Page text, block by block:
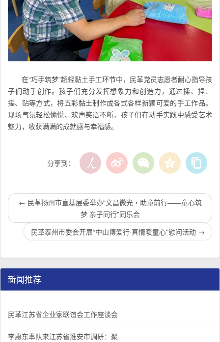
在“巧手筑梦”超轻黏土手工环节中，民革党员志愿者耐心指导孩
子们动手创作。孩子们充分发挥想象力和创造力，通过揉、捏、
搓、贴等方式，将五彩黏土制作成各式各样新颖可爱的手工作品。
现场气氛轻松愉悦、欢声笑语不断，孩子们在动手实践中感受艺术
魅力，收获满满的成就感与幸福感。
分享到：
← 民革扬州市直基层委举办“文昌微光・助童前行——童心筑
梦 亲子同行”同乐会
民革泰州市委会开展“中山博爱行·真情暖童心”慰问活动 →
新闻推荐
民革江苏省企业家联谊会工作座谈会在宁召开
1/3 李惠东率队来江苏省淮安市调研：聚焦民革党员之家建设管
2/3 民革江苏省委召开“主题教育活动” 领导班子民主生活会
3/3
民革江苏省企业家联谊会工作座谈会
李惠东率队来江苏省淮安市调研：聚